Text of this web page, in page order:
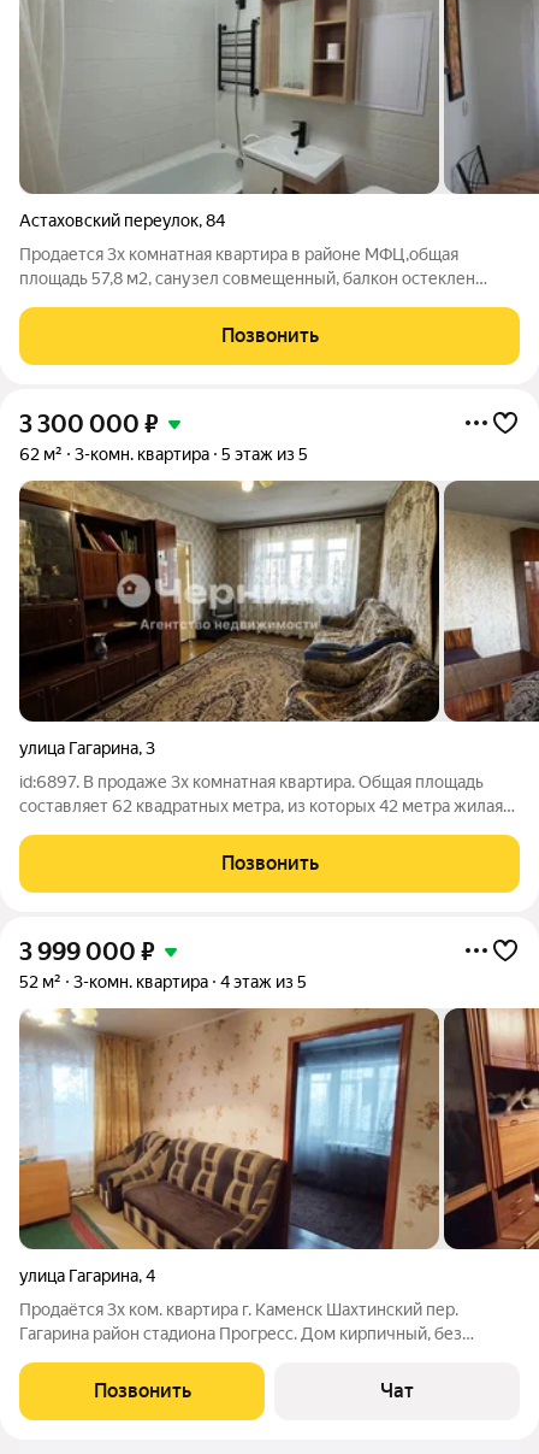
Астаховский переулок,84
Продается 3х комнатная квартира в районе МФЦ,общая
площадь 57,8 м2, санузел совмещенный, балкон остеклен
Позвонить
3 300 000 ₽
62 м² 3-комн. квартира 5 этаж из 5
улица Гагарина,3
id:6897. В продаже 3х комнатная квартира. Общая площадь
составляет 62 квадратных метра, из которых 42 метра жилая
пространства для отдыха, работы и творчества. Кухня
площадью 6 квадратных метров станет
Позвонить
3 999 000 ₽
52 м² 3-комн. квартира 4 этаж из 5
улица Гагарина,4
Продаётся 3х ком. квартира г. Каменск Шахтинский пер.
Гагарина район стадиона Прогресс. Дом кирпичный, без
Балкон застеклён. Сан. узел совмещённый. Этаж:4/5
Местоположение хорошо. Вокруг хорошо
Позвонить Чат